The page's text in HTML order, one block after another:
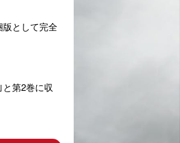
として完全
第2巻に収